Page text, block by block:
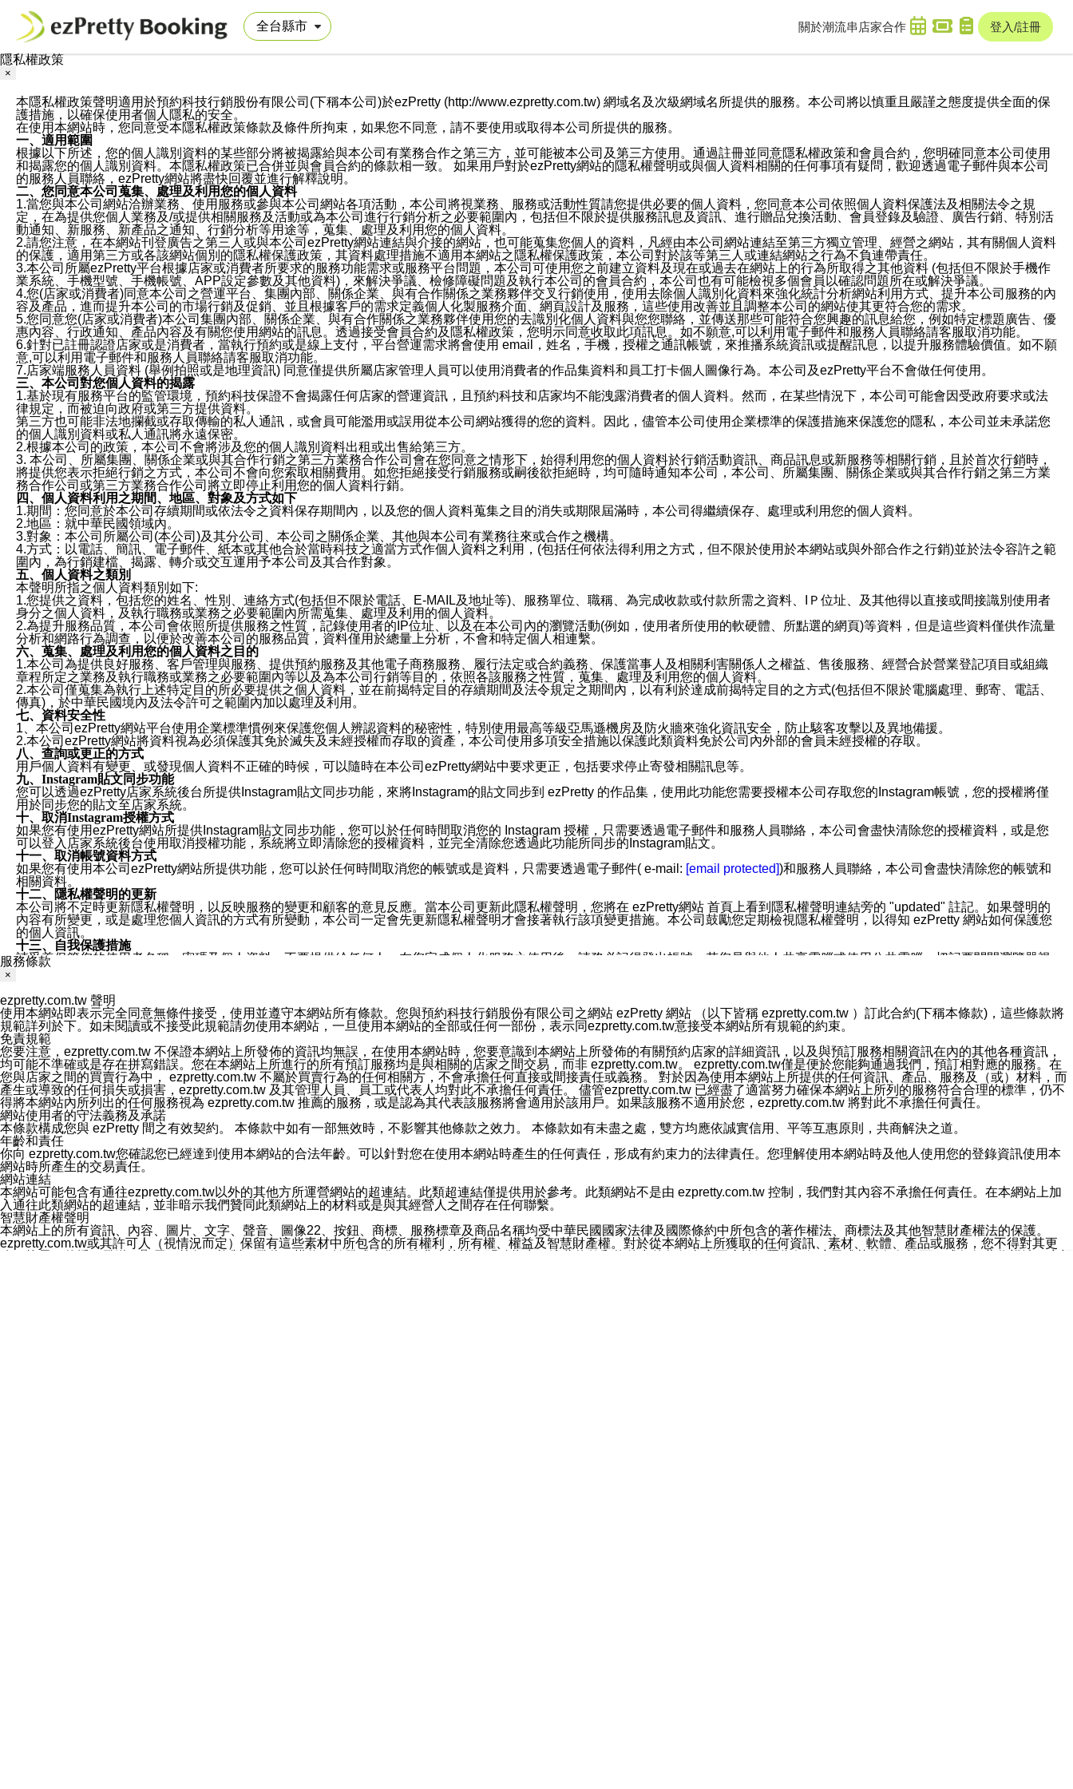
關於潮流串 店家合作 登入/註冊
隱私權政策
×
本隱私權政策聲明適用於預約科技行銷股份有限公司(下稱本公司)於ezPretty (http://www.ezpretty.com.tw) 網域名及次級網域名所提供的服務。本公司將以慎重且嚴謹之態度提供全面的保
護措施，以確保使用者個人隱私的安全。
在使用本網站時，您同意受本隱私權政策條款及條件所拘束，如果您不同意，請不要使用或取得本公司所提供的服務。
一、適用範圍
根據以下所述，您的個人識別資料的某些部分將被揭露給與本公司有業務合作之第三方，並可能被本公司及第三方使用。通過註冊並同意隱私權政策和會員合約，您明確同意本公司使用
和揭露您的個人識別資料。本隱私權政策已合併並與會員合約的條款相一致。 如果用戶對於ezPretty網站的隱私權聲明或與個人資料相關的任何事項有疑問，歡迎透過電子郵件與本公司
的服務人員聯絡，ezPretty網站將盡快回覆並進行解釋說明。
二、您同意本公司蒐集、處理及利用您的個人資料
1.當您與本公司網站洽辦業務、使用服務或參與本公司網站各項活動，本公司將視業務、服務或活動性質請您提供必要的個人資料，您同意本公司依照個人資料保護法及相關法令之規
定，在為提供您個人業務及/或提供相關服務及活動或為本公司進行行銷分析之必要範圍內，包括但不限於提供服務訊息及資訊、進行贈品兌換活動、會員登錄及驗證、廣告行銷、特別活
動通知、新服務、新產品之通知、行銷分析等用途等，蒐集、處理及利用您的個人資料。
2.請您注意，在本網站刊登廣告之第三人或與本公司ezPretty網站連結與介接的網站，也可能蒐集您個人的資料，凡經由本公司網站連結至第三方獨立管理、經營之網站，其有關個人資料
的保護，適用第三方或各該網站個別的隱私權保護政策，其資料處理措施不適用本網站之隱私權保護政策，本公司對於該等第三人或連結網站之行為不負連帶責任。
3.本公司所屬ezPretty平台根據店家或消費者所要求的服務功能需求或服務平台問題，本公司可使用您之前建立資料及現在或過去在網站上的行為所取得之其他資料 (包括但不限於手機作
業系統、手機型號、手機帳號、APP設定參數及其他資料)，來解決爭議、檢修障礙問題及執行本公司的會員合約，本公司也有可能檢視多個會員以確認問題所在或解決爭議。
4.您(店家或消費者)同意本公司之營運平台、集團內部、關係企業、與有合作關係之業務夥伴交叉行銷使用，使用去除個人識別化資料來強化統計分析網站利用方式、提升本公司服務的內
容及產品，進而提升本公司的市場行銷及促銷、並且根據客戶的需求定義個人化製服務介面、網頁設計及服務，這些使用改善並且調整本公司的網站使其更符合您的需求。
5.您同意您(店家或消費者)本公司集團內部、關係企業、與有合作關係之業務夥伴使用您的去識別化個人資料與您您聯絡，並傳送那些可能符合您興趣的訊息給您，例如特定標題廣告、優
惠內容、行政通知、產品內容及有關您使用網站的訊息。透過接受會員合約及隱私權政策，您明示同意收取此項訊息。如不願意,可以利用電子郵件和服務人員聯絡請客服取消功能。
6.針對已註冊認證店家或是消費者，當執行預約或是線上支付，平台營運需求將會使用 email，姓名，手機，授權之通訊帳號，來推播系統資訊或提醒訊息，以提升服務體驗價值。如不願
意,可以利用電子郵件和服務人員聯絡請客服取消功能。
7.店家端服務人員資料 (舉例拍照或是地理資訊) 同意僅提供所屬店家管理人員可以使用消費者的作品集資料和員工打卡個人圖像行為。本公司及ezPretty平台不會做任何使用。
三、本公司對您個人資料的揭露
1.基於現有服務平台的監管環境，預約科技保證不會揭露任何店家的營運資訊，且預約科技和店家均不能洩露消費者的個人資料。然而，在某些情況下，本公司可能會因受政府要求或法
律規定，而被迫向政府或第三方提供資料。
第三方也可能非法地攔截或存取傳輸的私人通訊，或會員可能濫用或誤用從本公司網站獲得的您的資料。因此，儘管本公司使用企業標準的保護措施來保護您的隱私，本公司並未承諾您
的個人識別資料或私人通訊將永遠保密。
2.根據本公司的政策，本公司不會將涉及您的個人識別資料出租或出售給第三方。
3. 本公司、所屬集團、關係企業或與其合作行銷之第三方業務合作公司會在您同意之情形下，始得利用您的個人資料於行銷活動資訊、商品訊息或新服務等相關行銷，且於首次行銷時，
將提供您表示拒絕行銷之方式，本公司不會向您索取相關費用。如您拒絕接受行銷服務或嗣後欲拒絕時，均可隨時通知本公司，本公司、所屬集團、關係企業或與其合作行銷之第三方業
務合作公司或第三方業務合作公司將立即停止利用您的個人資料行銷。
四、個人資料利用之期間、地區、對象及方式如下
1.期間：您同意於本公司存續期間或依法令之資料保存期間內，以及您的個人資料蒐集之目的消失或期限屆滿時，本公司得繼續保存、處理或利用您的個人資料。
2.地區：就中華民國領域內。
3.對象：本公司所屬公司(本公司)及其分公司、本公司之關係企業、其他與本公司有業務往來或合作之機構。
4.方式：以電話、簡訊、電子郵件、紙本或其他合於當時科技之適當方式作個人資料之利用，(包括任何依法得利用之方式，但不限於使用於本網站或與外部合作之行銷)並於法令容許之範
圍內，為行銷建檔、揭露、轉介或交互運用予本公司及其合作對象。
五、個人資料之類別
本聲明所指之個人資料類別如下:
1.您提供之資料，包括您的姓名、性別、連絡方式(包括但不限於電話、E-MAIL及地址等)、服務單位、職稱、為完成收款或付款所需之資料、IＰ位址、及其他得以直接或間接識別使用者
身分之個人資料，及執行職務或業務之必要範圍內所需蒐集、處理及利用的個人資料。
2.為提升服務品質，本公司會依照所提供服務之性質，記錄使用者的IP位址、以及在本公司內的瀏覽活動(例如，使用者所使用的軟硬體、所點選的網頁)等資料，但是這些資料僅供作流量
分析和網路行為調查，以便於改善本公司的服務品質，資料僅用於總量上分析，不會和特定個人相連繫。
六、蒐集、處理及利用您的個人資料之目的
1.本公司為提供良好服務、客戶管理與服務、提供預約服務及其他電子商務服務、履行法定或合約義務、保護當事人及相關利害關係人之權益、售後服務、經營合於營業登記項目或組織
章程所定之業務及執行職務或業務之必要範圍內等以及為本公司行銷等目的，依照各該服務之性質，蒐集、處理及利用您的個人資料。
2.本公司僅蒐集為執行上述特定目的所必要提供之個人資料，並在前揭特定目的存續期間及法令規定之期間內，以有利於達成前揭特定目的之方式(包括但不限於電腦處理、郵寄、電話、
傳真)，於中華民國境內及法令許可之範圍內加以處理及利用。
七、資料安全性
1、本公司ezPretty網站平台使用企業標準慣例來保護您個人辨認資料的秘密性，特別使用最高等級亞馬遜機房及防火牆來強化資訊安全，防止駭客攻擊以及異地備援。
2.本公司ezPretty網站將資料視為必須保護其免於滅失及未經授權而存取的資產，本公司使用多項安全措施以保護此類資料免於公司內外部的會員未經授權的存取。
八、查詢或更正的方式
用戶個人資料有變更、或發現個人資料不正確的時候，可以隨時在本公司ezPretty網站中要求更正，包括要求停止寄發相關訊息等。
九、Instagram貼文同步功能
您可以透過ezPretty店家系統後台所提供Instagram貼文同步功能，來將Instagram的貼文同步到 ezPretty 的作品集，使用此功能您需要授權本公司存取您的Instagram帳號，您的授權將僅
用於同步您的貼文至店家系統。
十、取消Instagram授權方式
如果您有使用ezPretty網站所提供Instagram貼文同步功能，您可以於任何時間取消您的 Instagram 授權，只需要透過電子郵件和服務人員聯絡，本公司會盡快清除您的授權資料，或是您
可以登入店家系統後台使用取消授權功能，系統將立即清除您的授權資料，並完全清除您透過此功能所同步的Instagram貼文。
十一、取消帳號資料方式
如果您有使用本公司ezPretty網站所提供功能，您可以於任何時間取消您的帳號或是資料，只需要透過電子郵件( e-mail: [email protected])和服務人員聯絡，本公司會盡快清除您的帳號和
相關資料。
十二、隱私權聲明的更新
本公司將不定時更新隱私權聲明，以反映服務的變更和顧客的意見反應。當本公司更新此隱私權聲明，您將在 ezPretty網站 首頁上看到隱私權聲明連結旁的 "updated" 註記。如果聲明的
內容有所變更，或是處理您個人資訊的方式有所變動，本公司一定會先更新隱私權聲明才會接著執行該項變更措施。本公司鼓勵您定期檢視隱私權聲明，以得知 ezPretty 網站如何保護您
的個人資訊。
十三、自我保護措施
請妥善保管您的使用者名稱、密碼及個人資料，不要提供給任何人。在您完成個人化服務之使用後，請務必記得登出帳號。若您是與他人共享電腦或使用公共電腦，切記要關閉瀏覽器視
窗，以防止他人讀取您的個人資料、信件或進入所機關管理區。
您同意本公司網站，透過您所提供的郵件地址與您取得聯絡並傳送或宣傳本網站各項服務之資料或電子郵件供您參考。您能依照該資料或電子郵件所指示之方法、說明或功能連結，隨時
停止接收這些資料或電子郵件。
十五、訊息通知
本公司/本服務將以通知型訊息傳送重要訊息給您。即使未加入本公司/本服務好友，您仍可接收到通知型訊息。
本公司/本服務傳送之通知型訊息以對您有效且重要的訊息為限，以廣告或其他目的的訊息皆不會被傳送。滿足以下三個條件者，將可收到通知型訊息。
1.LINE 帳號設定的電話號碼與本公司/本服務所傳來的電話號碼比對相符。
2.該 LINE 帳號已在 LINE APP 設定中，同意接收通知型訊息。
3.LINE 帳號未封鎖傳送訊息之 LINE 官方帳號。
欲變更通知型訊息的設定，操作如下：
1.點選「主頁」＞「設定」
2.點選「隱私設定」
3.點選「提供使用資料」
4.點選「LINE通知型訊息」
5.開關「接收LINE通知型訊息」
❗️關閉「接收通知型訊息」後，將不會接收到來自任何企業官方帳號或認證官方帳號的通知型訊息。
服務條款
×
ezpretty.com.tw 聲明
使用本網站即表示完全同意無條件接受，使用並遵守本網站所有條款。您與預約科技行銷股份有限公司之網站 ezPretty 網站 （以下皆稱 ezpretty.com.tw ）訂此合約(下稱本條款)，這些條款將
規範詳列於下。如未閱讀或不接受此規範請勿使用本網站，一旦使用本網站的全部或任何一部份，表示同ezpretty.com.tw意接受本網站所有規範的約束。
免責規範
您要注意，ezpretty.com.tw 不保證本網站上所發佈的資訊均無誤，在使用本網站時，您要意識到本網站上所發佈的有關預約店家的詳細資訊，以及與預訂服務相關資訊在內的其他各種資訊，
均可能不準確或是存在拼寫錯誤。您在本網站上所進行的所有預訂服務均是與相關的店家之間交易，而非 ezpretty.com.tw。 ezpretty.com.tw僅是便於您能夠通過我們，預訂相對應的服務。在
您與店家之間的買賣行為中， ezpretty.com.tw 不屬於買賣行為的任何相關方，不會承擔任何直接或間接責任或義務。 對於因為使用本網站上所提供的任何資訊、產品、服務及（或）材料，而
產生或導致的任何損失或損害，ezpretty.com.tw 及其管理人員、員工或代表人均對此不承擔任何責任。 儘管ezpretty.com.tw 已經盡了適當努力確保本網站上所列的服務符合合理的標準，仍不
得將本網站內所列出的任何服務視為 ezpretty.com.tw 推薦的服務，或是認為其代表該服務將會適用於該用戶。如果該服務不適用於您，ezpretty.com.tw 將對此不承擔任何責任。
網站使用者的守法義務及承諾
本條款構成您與 ezPretty 間之有效契約。 本條款中如有一部無效時，不影響其他條款之效力。 本條款如有未盡之處，雙方均應依誠實信用、平等互惠原則，共商解決之道。
年齡和責任
你向 ezpretty.com.tw您確認您已經達到使用本網站的合法年齡。可以針對您在使用本網站時產生的任何責任，形成有約束力的法律責任。您理解使用本網站時及他人使用您的登錄資訊使用本
網站時所產生的交易責任。
網站連結
本網站可能包含有通往ezpretty.com.tw以外的其他方所運營網站的超連結。此類超連結僅提供用於參考。此類網站不是由 ezpretty.com.tw 控制，我們對其內容不承擔任何責任。在本網站上加
入通往此類網站的超連結，並非暗示我們贊同此類網站上的材料或是與其經營人之間存在任何聯繫。
智慧財產權聲明
本網站上的所有資訊、內容、圖片、文字、聲音、圖像22、按鈕、商標、服務標章及商品名稱均受中華民國國家法律及國際條約中所包含的著作權法、商標法及其他智慧財產權法的保護。
ezpretty.com.tw或其許可人（視情況而定）保留有這些素材中所包含的所有權利，所有權、權益及智慧財產權。對於從本網站上所獲取的任何資訊、素材、軟體、產品或服務，您不得對其更